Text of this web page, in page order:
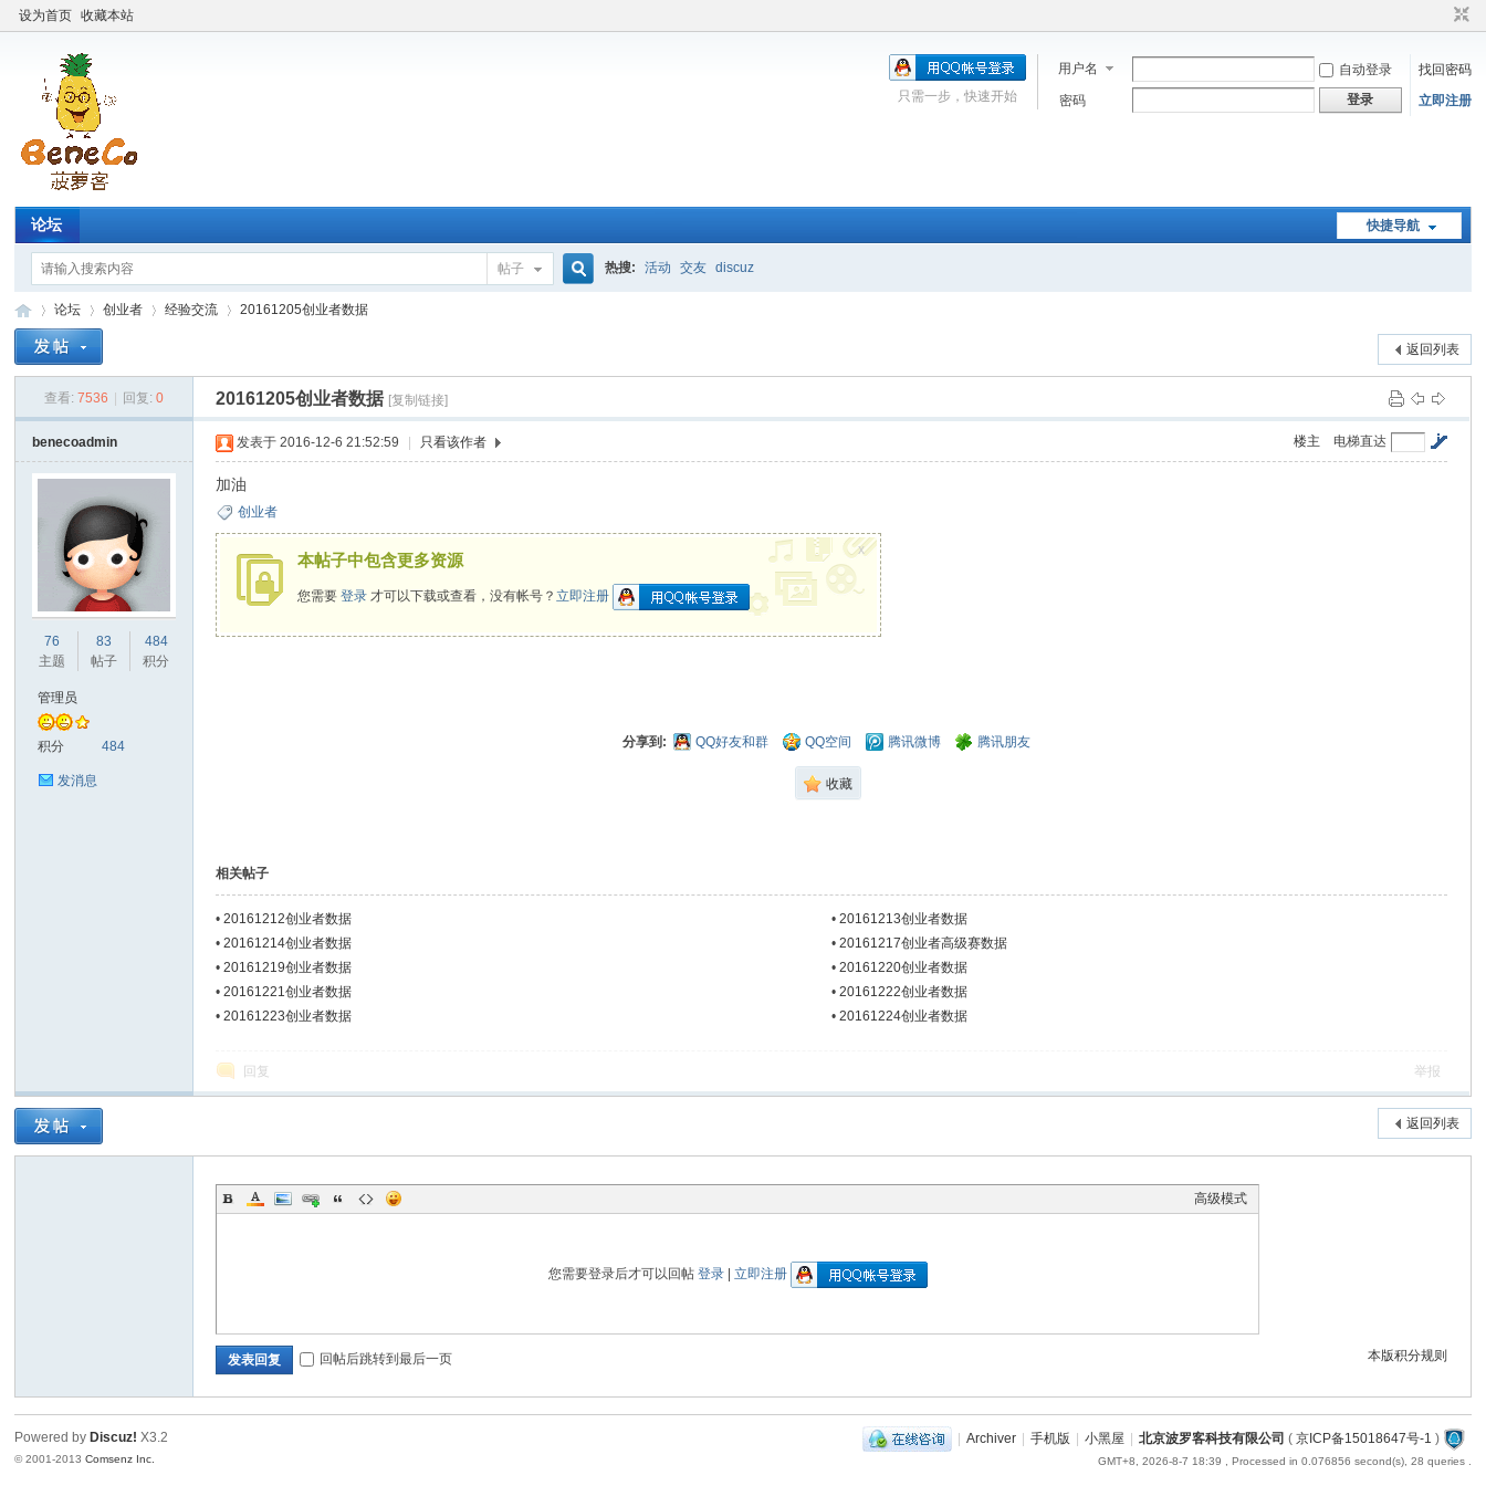
设为首页 收藏本站
用户名 自动登录
找回密码
密码
登录 立即注册
只需一步，快速开始
快捷导航
论坛
帖子 热搜: 活动 交友 discuz
论坛
›
创业者
›
经验交流
›
20161205创业者数据
返回列表
查看: 7536 回复: 0 20161205创业者数据 [复制链接]
benecoadmin
76
主题
83
帖子
484
积分
管理员
积分 484
发消息
电梯直达
楼主
发表于 2016-12-6 21:52:59 只看该作者
加油
创业者
本帖子中包含更多资源
您需要登录 才可以下载或查看，没有帐号？立即注册
x
分享到: QQ好友和群 QQ空间 腾讯微博 腾讯朋友
收藏
相关帖子
•20161212创业者数据 •20161213创业者数据
•20161214创业者数据 •20161217创业者高级赛数据
•20161219创业者数据 •20161220创业者数据
•20161221创业者数据 •20161222创业者数据
•20161223创业者数据 •20161224创业者数据
回复 举报
返回列表
高级模式
您需要登录后才可以回帖 登录| 立即注册
本版积分规则
发表回复 回帖后跳转到最后一页
| Archiver | 手机版 | 小黑屋 | 北京波罗客科技有限公司 ( 京ICP备15018647号-1 )
GMT+8, 2026-8-7 18:39 , Processed in 0.076856 second(s), 28 queries .
Powered by Discuz! X3.2
© 2001-2013Comsenz Inc.